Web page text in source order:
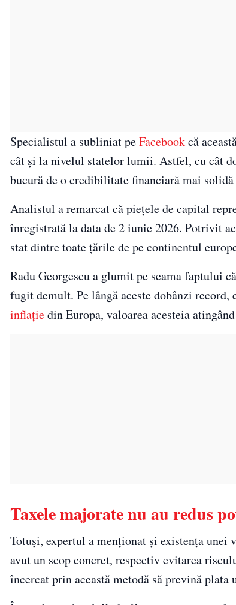
Specialistul a subliniat peFacebookcă
cât și la nivelul statelor lumii. Astfel, cu cât
bucură de o credibilitate financiară mai
Analistul a remarcat că piețele de capital
înregistrată la data de 2 iunie 2026. Potrivit
stat dintre toate țările de pe continentul
Radu Georgescu a glumit pe seama faptului
fugit demult. Pe lângă aceste dobânzi
inflațiedin Europa, valoarea acesteia
Taxele majorate nu au redus
Totuși, expertul a menționat și existența unei
avut un scop concret, respectiv evitarea
încercat prin această metodă să prevină